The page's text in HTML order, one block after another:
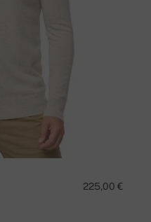
225,00 €